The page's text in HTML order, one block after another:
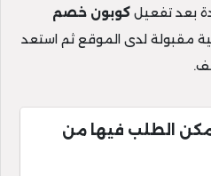
كوبون خصم
مقبولة لدى الموقع ثم استعد
الطلب فيها من